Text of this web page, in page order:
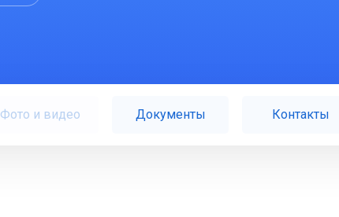
Фото и видео Документы Контакты